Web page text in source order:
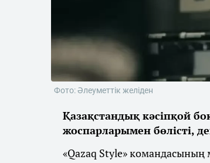
Фото: Әлеуметтік желіден
Қазақстандық кәсіпқой
жоспарларымен бөлісті,
«Qazaq Style»